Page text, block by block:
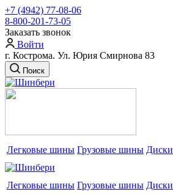
+7 (4942) 77-08-06
8-800-201-73-05
Заказать звонок
Войти
г. Кострома. Ул. Юрия Смирнова 83
Поиск
Легковые шины Грузовые шины Диски
Легковые шины Грузовые шины Диски